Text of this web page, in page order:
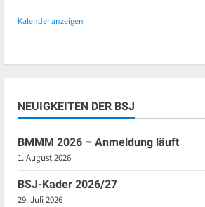
Kalender anzeigen
NEUIGKEITEN DER BSJ
BMMM 2026 – Anmeldung läuft
1. August 2026
BSJ-Kader 2026/27
29. Juli 2026